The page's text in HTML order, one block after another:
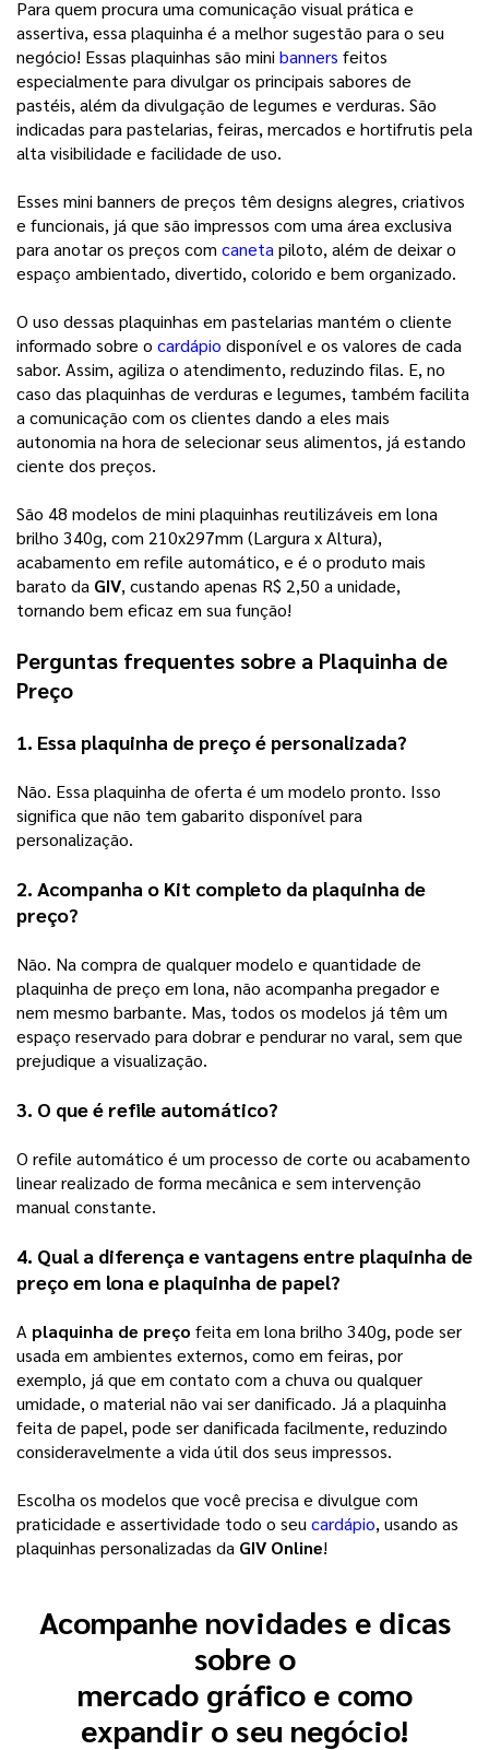
Para quem procura uma comunicação visual prática e
assertiva, essa plaquinha é a melhor sugestão para o seu
negócio! Essas plaquinhas são mini banners feitos
especialmente para divulgar os principais sabores de
pastéis, além da divulgação de legumes e verduras. São
indicadas para pastelarias, feiras, mercados e hortifrutis pela
alta visibilidade e facilidade de uso.
Esses mini banners de preços têm designs alegres, criativos
e funcionais, já que são impressos com uma área exclusiva
para anotar os preços com caneta piloto, além de deixar o
espaço ambientado, divertido, colorido e bem organizado.
O uso dessas plaquinhas em pastelarias mantém o cliente
informado sobre o cardápio disponível e os valores de cada
sabor. Assim, agiliza o atendimento, reduzindo filas. E, no
caso das plaquinhas de verduras e legumes, também facilita
a comunicação com os clientes dando a eles mais
autonomia na hora de selecionar seus alimentos, já estando
ciente dos preços.
São 48 modelos de mini plaquinhas reutilizáveis em lona
brilho 340g, com 210x297mm (Largura x Altura),
acabamento em refile automático, e é o produto mais
barato da GIV, custando apenas R$ 2,50 a unidade,
tornando bem eficaz em sua função!
Perguntas frequentes sobre a Plaquinha de
Preço
1. Essa plaquinha de preço é personalizada?
Não. Essa plaquinha de oferta é um modelo pronto. Isso
significa que não tem gabarito disponível para
personalização.
2. Acompanha o Kit completo da plaquinha de
preço?
Não. Na compra de qualquer modelo e quantidade de
plaquinha de preço em lona, não acompanha pregador e
nem mesmo barbante. Mas, todos os modelos já têm um
espaço reservado para dobrar e pendurar no varal, sem que
prejudique a visualização.
3. O que é refile automático?
O refile automático é um processo de corte ou acabamento
linear realizado de forma mecânica e sem intervenção
manual constante.
4. Qual a diferença e vantagens entre plaquinha de
preço em lona e plaquinha de papel?
A plaquinha de preço feita em lona brilho 340g, pode ser
usada em ambientes externos, como em feiras, por
exemplo, já que em contato com a chuva ou qualquer
umidade, o material não vai ser danificado. Já a plaquinha
feita de papel, pode ser danificada facilmente, reduzindo
consideravelmente a vida útil dos seus impressos.
Escolha os modelos que você precisa e divulgue com
praticidade e assertividade todo o seucardápio, usando as
plaquinhas personalizadas da GIV Online!
Acompanhe novidades e dicas
sobre o
mercado gráfico e como
expandir o seu negócio!